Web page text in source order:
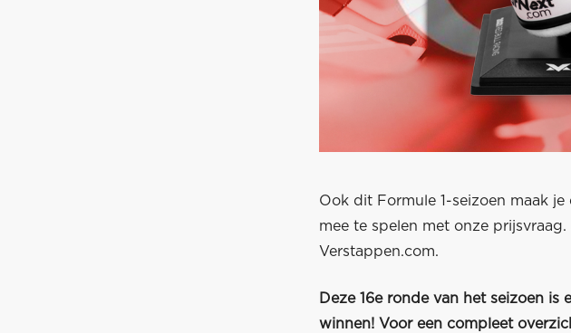
Ook dit Formule 1-seizoen maak
mee te spelen met onze
Verstappen.com.
Deze 16e ronde van het seizoen is
winnen! Voor een compleet